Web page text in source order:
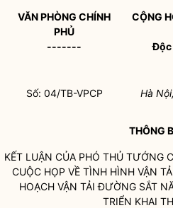
VĂN PHÒNG CHÍNH
PHỦ
-------
CỘNG
Độc
Số: 04/TB-VPCP Hà
THÔNG
KẾT LUẬN CỦA PHÓ THỦ TƯỚNG
CUỘC HỌP VỀ TÌNH HÌNH VẬN
HOẠCH VẬN TẢI ĐƯỜNG SẮT
TRIỂN KHAI